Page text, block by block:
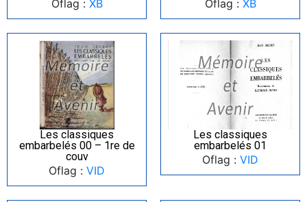
Oflag : XB Oflag : XB
Les classiques
embarbelés 00 – 1re de
couv
Oflag : VID
Les classiques
embarbelés 01
Oflag : VID